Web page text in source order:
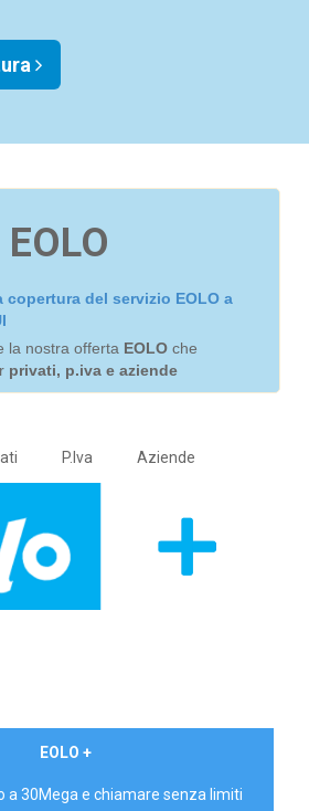
copertura del servizio EOLO a
la nostra offerta EOLO che
privati, p.iva e aziende
P.Iva Aziende
EOLO +
a 30Mega e chiamare senza limiti